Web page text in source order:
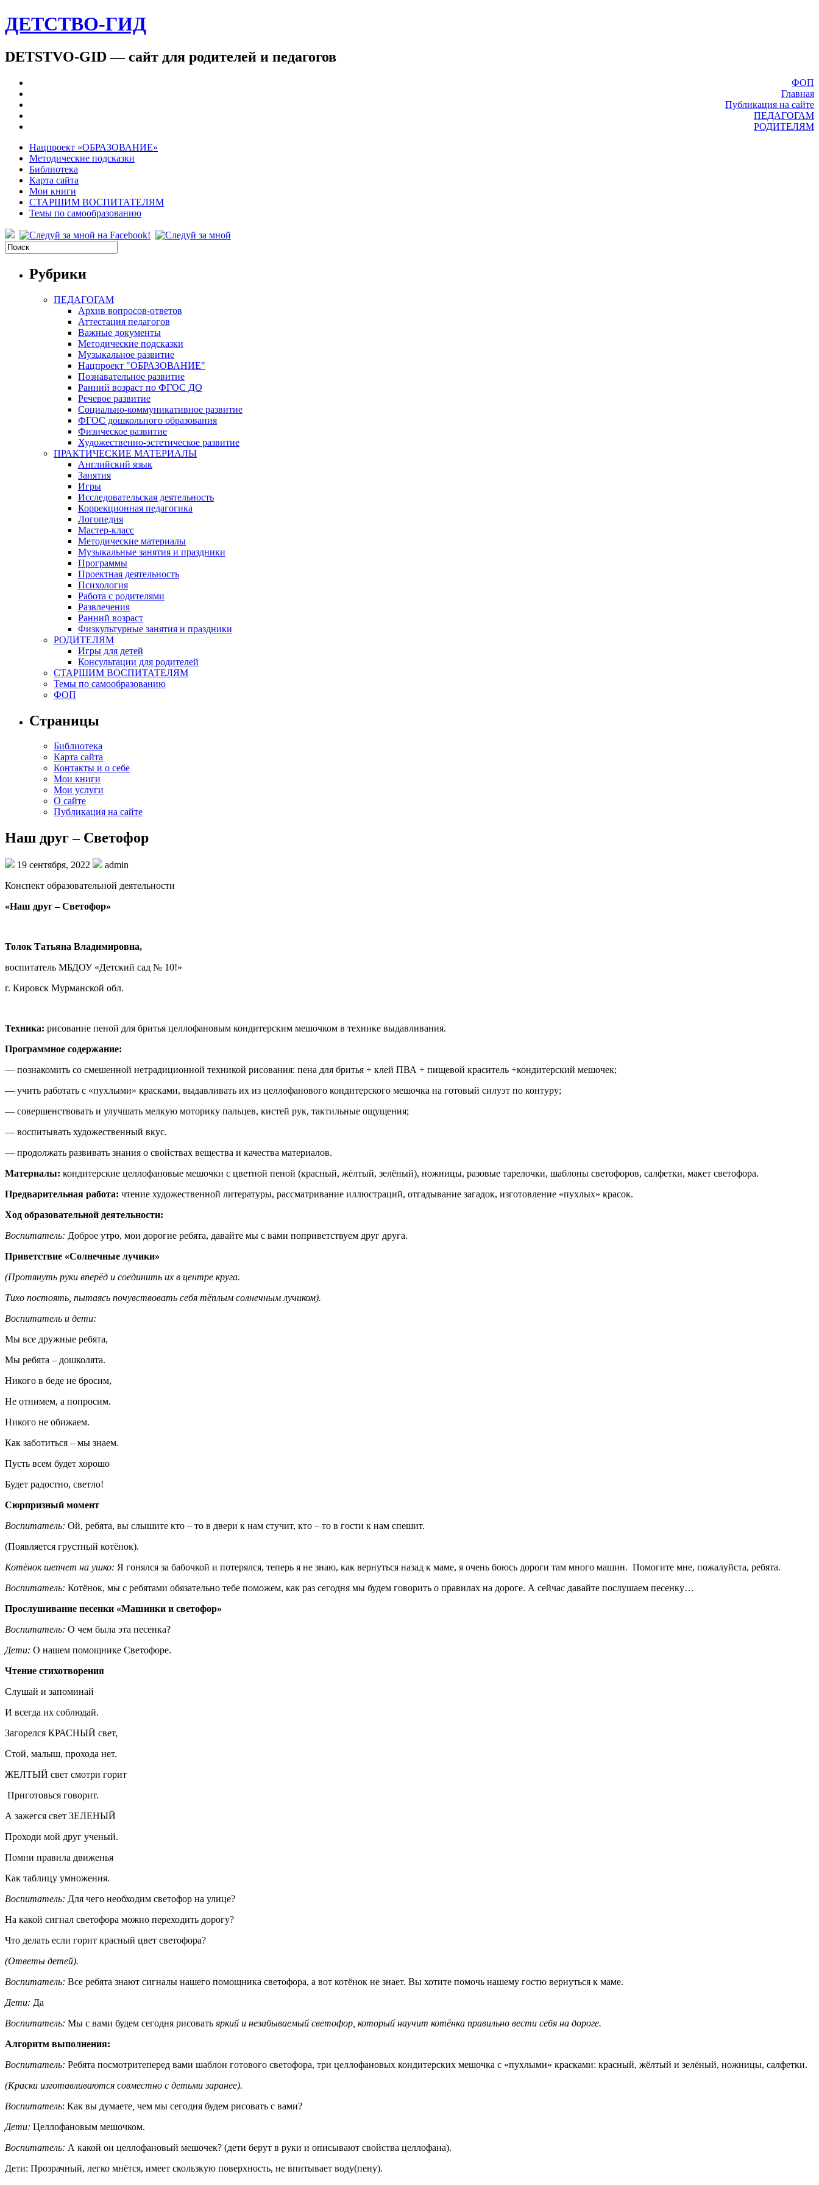
ДЕТСТВО-ГИД
DETSTVO-GID — сайт для родителей и педагогов
ФОП
Главная
Публикация на сайте
ПЕДАГОГАМ
РОДИТЕЛЯМ
Нацпроект «ОБРАЗОВАНИЕ»
Методические подсказки
Библиотека
Карта сайта
Мои книги
СТАРШИМ ВОСПИТАТЕЛЯМ
Темы по самообразованию
Рубрики
ПЕДАГОГАМ
Архив вопросов-ответов
Аттестация педагогов
Важные документы
Методические подсказки
Музыкальное развитие
Нацпроект "ОБРАЗОВАНИЕ"
Познавательное развитие
Ранний возраст по ФГОС ДО
Речевое развитие
Социально-коммуникативное развитие
ФГОС дошкольного образования
Физическое развитие
Художественно-эстетическое развитие
ПРАКТИЧЕСКИЕ МАТЕРИАЛЫ
Английский язык
Занятия
Игры
Исследовательская деятельность
Коррекционная педагогика
Логопедия
Мастер-класс
Методические материалы
Музыкальные занятия и праздники
Программы
Проектная деятельность
Психология
Работа с родителями
Развлечения
Ранний возраст
Физкультурные занятия и праздники
РОДИТЕЛЯМ
Игры для детей
Консультации для родителей
СТАРШИМ ВОСПИТАТЕЛЯМ
Темы по самообразованию
ФОП
Страницы
Библиотека
Карта сайта
Контакты и о себе
Мои книги
Мои услуги
О сайте
Публикация на сайте
Наш друг – Светофор
19 сентября, 2022
admin
Конспект образовательной деятельности
«Наш друг – Светофор»
Толок Татьяна Владимировна,
воспитатель МБДОУ «Детский сад № 10!»
г. Кировск Мурманской обл.
Техника: рисование пеной для бритья целлофановым кондитерским мешочком в технике выдавливания.
Программное содержание:
— познакомить со смешенной нетрадиционной техникой рисования: пена для бритья + клей ПВА + пищевой краситель +кондитерский мешочек;
— учить работать с «пухлыми» красками, выдавливать их из целлофанового кондитерского мешочка на готовый силуэт по контуру;
— совершенствовать и улучшать мелкую моторику пальцев, кистей рук, тактильные ощущения;
— воспитывать художественный вкус.
— продолжать развивать знания о свойствах вещества и качества материалов.
Материалы: кондитерские целлофановые мешочки с цветной пеной (красный, жёлтый, зелёный), ножницы, разовые тарелочки, шаблоны светофоров, салфетки, макет светофора.
Предварительная работа: чтение художественной литературы, рассматривание иллюстраций, отгадывание загадок, изготовление «пухлых» красок.
Ход образовательной деятельности:
Воспитатель: Доброе утро, мои дорогие ребята, давайте мы с вами поприветствуем друг друга.
Приветствие «Солнечные лучики»
(Протянуть руки вперёд и соединить их в центре круга.
Тихо постоять, пытаясь почувствовать себя тёплым солнечным лучиком).
Воспитатель и дети:
Мы все дружные ребята,
Мы ребята – дошколята.
Никого в беде не бросим,
Не отнимем, а попросим.
Никого не обижаем.
Как заботиться – мы знаем.
Пусть всем будет хорошо
Будет радостно, светло!
Сюрпризный момент
Воспитатель: Ой, ребята, вы слышите кто – то в двери к нам стучит, кто – то в гости к нам спешит.
(Появляется грустный котёнок).
Котёнок шепчет на ушко: Я гонялся за бабочкой и потерялся, теперь я не знаю, как вернуться назад к маме, я очень боюсь дороги там много машин. Помогите мне, пожалуйста, ребята.
Воспитатель: Котёнок, мы с ребятами обязательно тебе поможем, как раз сегодня мы будем говорить о правилах на дороге. А сейчас давайте послушаем песенку…
Прослушивание песенки «Машинки и светофор»
Воспитатель: О чем была эта песенка?
Дети: О нашем помощнике Светофоре.
Чтение стихотворения
Слушай и запоминай
И всегда их соблюдай.
Загорелся КРАСНЫЙ свет,
Стой, малыш, прохода нет.
ЖЕЛТЫЙ свет смотри горит
Приготовься говорит.
А зажегся свет ЗЕЛЕНЫЙ
Проходи мой друг ученый.
Помни правила движенья
Как таблицу умножения.
Воспитатель: Для чего необходим светофор на улице?
На какой сигнал светофора можно переходить дорогу?
Что делать если горит красный цвет светофора?
(Ответы детей).
Воспитатель: Все ребята знают сигналы нашего помощника светофора, а вот котёнок не знает. Вы хотите помочь нашему гостю вернуться к маме.
Дети: Да
Воспитатель: Мы с вами будем сегодня рисовать яркий и незабываемый светофор, который научит котёнка правильно вести себя на дороге.
Алгоритм выполнения:
Воспитатель: Ребята посмотритеперед вами шаблон готового светофора, три целлофановых кондитерских мешочка с «пухлыми» красками: красный, жёлтый и зелёный, ножницы, салфетки.
(Краски изготавливаются совместно с детьми заранее).
Воспитатель: Как вы думаете чем мы сегодня будем рисовать с вами?
Дети: Целлофановым мешочком.
Воспитатель: А какой он целлофановый мешочек? (дети берут в руки и описывают свойства целлофана).
Дети: Прозрачный, легко мнётся, имеет скользкую поверхность, не впитывает воду(пену).